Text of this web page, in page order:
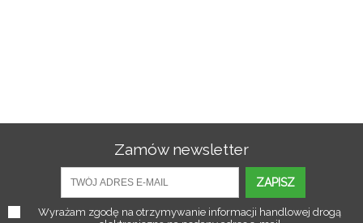
Zamów newsletter
ZAPISZ
Wyrażam zgodę na otrzymywanie informacji handlowej drogą